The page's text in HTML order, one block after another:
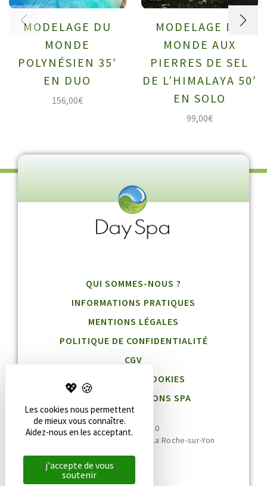
MODELAGE DU
MONDE
POLYNÉSIEN 35′
EN DUO
156,00€
MODELAGE DU
MONDE AUX
PIERRES DE SEL
DE L’HIMALAYA 50′
EN SOLO
99,00€
QUI SOMMES-NOUS ?
INFORMATIONS PRATIQUES
MENTIONS LÉGALES
POLITIQUE DE CONFIDENTIALITÉ
CGV
GESTION DES COOKIES
BLOG DESTINATIONS SPA
02 51 36 95 10
20 rue Jean Jaurès, 85000 La Roche-sur-Yon
Les cookies nous permettent
de mieux vous connaître.
Aidez-nous en les acceptant.
j'accepte de vous
soutenir